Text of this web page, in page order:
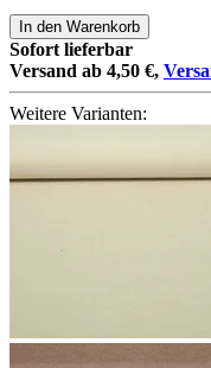
In den Warenkorb
Sofort lieferbar
Versand ab 4,50 €,
Weitere Varianten: